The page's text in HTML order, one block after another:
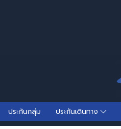
ประกันกลุ่ม ประกันเดินทาง